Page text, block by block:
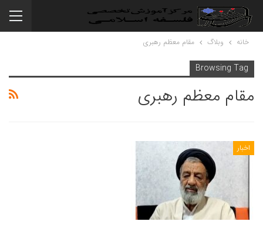
خانه وبلاگ مقام معظم رهبری
Browsing Tag
مقام معظم رهبری
اخبار